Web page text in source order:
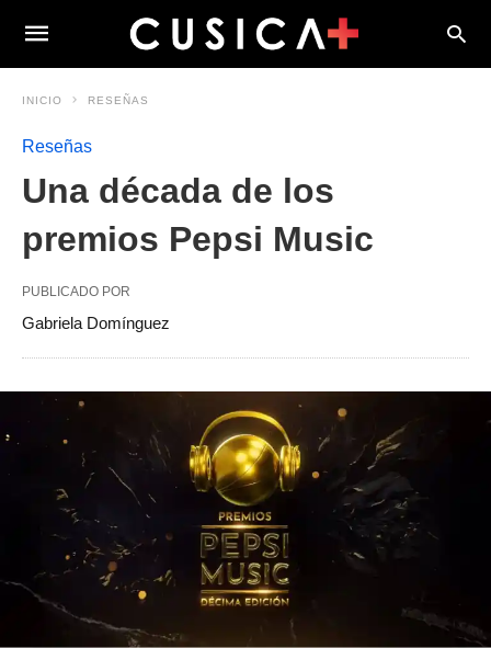
INICIO RESEÑAS
Reseñas
Una década de los
premios Pepsi Music
PUBLICADO POR
Gabriela Domínguez